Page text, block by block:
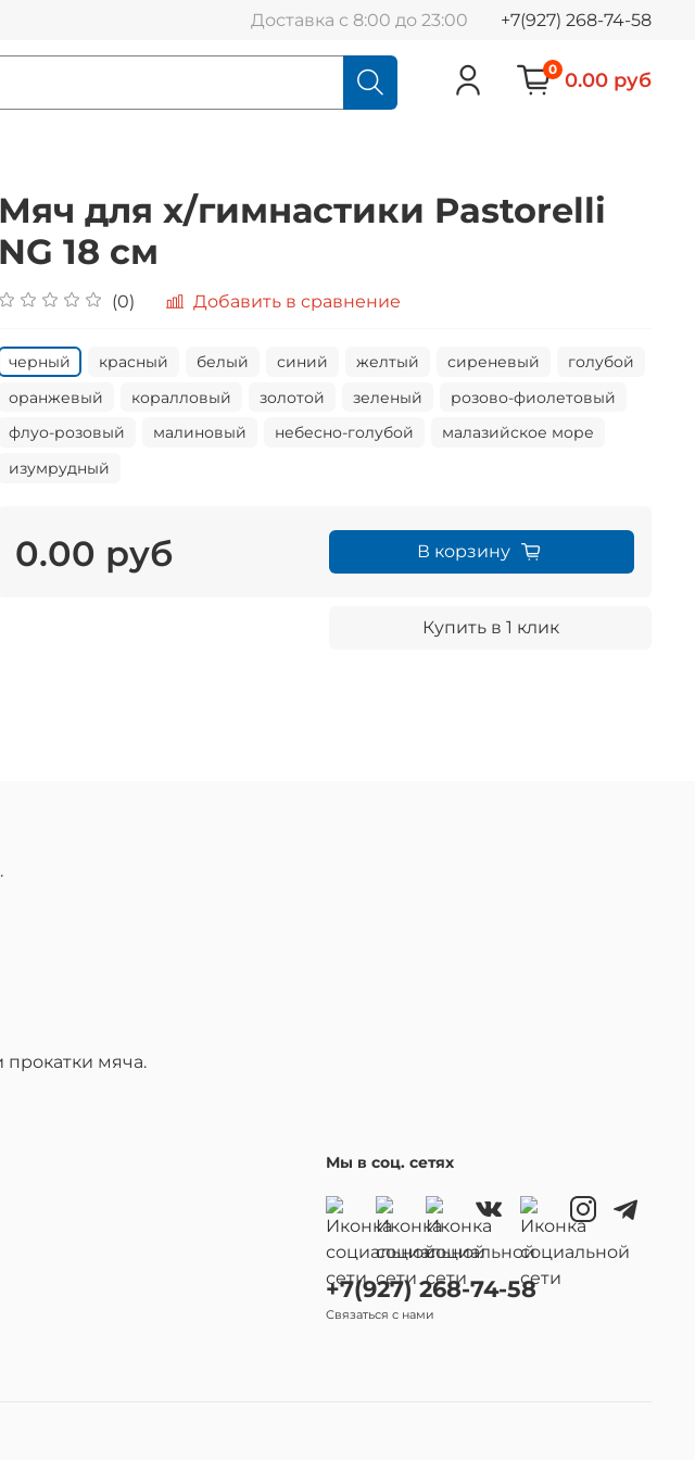
Доставка с 8:00 до 23:00 +7(927) 268-74-58
0 0.00 руб
Мяч для х/гимнастики Pastorelli
NG 18 см
(0) Добавить в сравнение
черный красный белый синий желтый сиреневый
голубой
оранжевый
коралловый золотой зеленый
розово-фиолетовый
флуо-розовый
малиновый небесно-голубой
малазийское море
изумрудный
0.00 руб В корзину
Купить в 1 клик
прокатки мяча.
Мы в соц. сетях
+7(927) 268-74-58
Связаться с нами